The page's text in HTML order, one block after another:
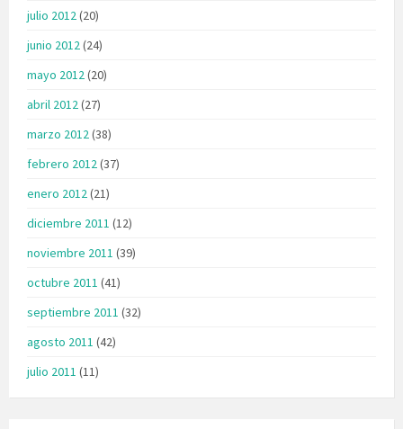
julio 2012(20)
junio 2012(24)
mayo 2012(20)
abril 2012(27)
marzo 2012(38)
febrero 2012(37)
enero 2012(21)
diciembre 2011 (12)
noviembre 2011 (39)
octubre 2011 (41)
septiembre 2011 (32)
agosto 2011 (42)
julio 2011 (11)